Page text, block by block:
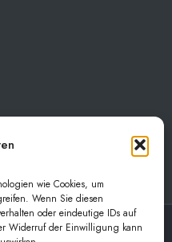
wie Cookies, um
Wenn Sie diesen
oder eindeutige IDs auf
Widerruf der Einwilligung kann